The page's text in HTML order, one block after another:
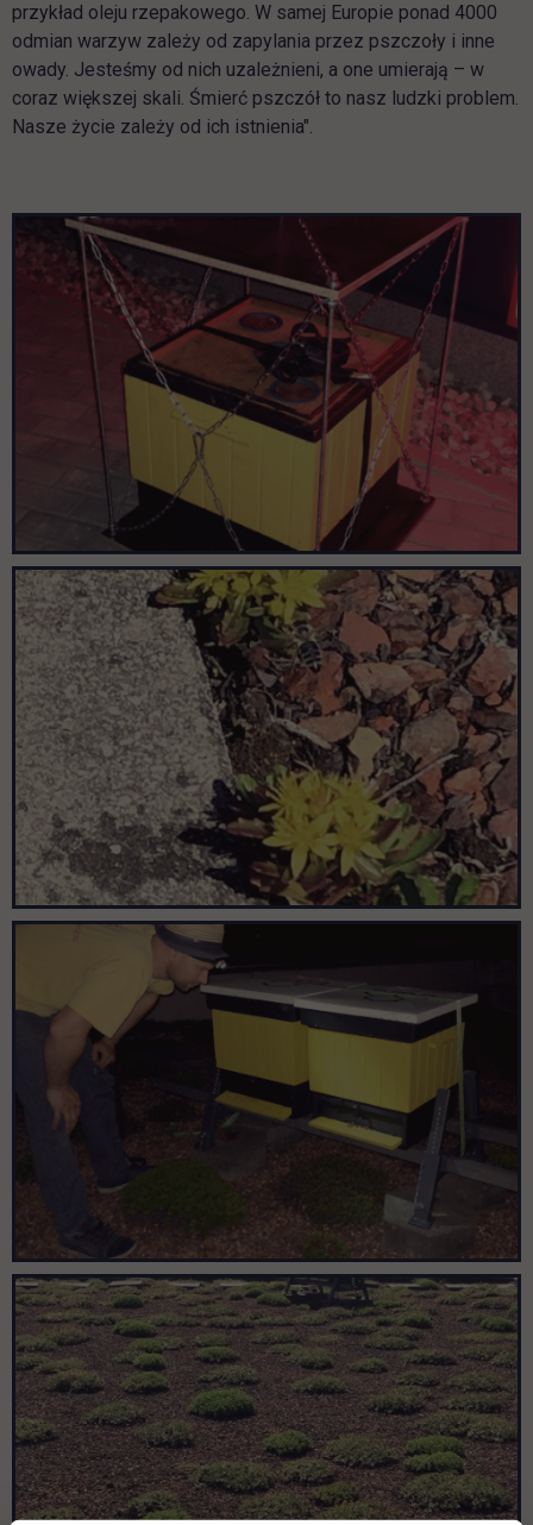
przykład oleju rzepakowego. W samej Europie ponad 4000
odmian warzyw zależy od zapylania przez pszczoły i inne
owady. Jesteśmy od nich uzależnieni, a one umierają – w
coraz większej skali. Śmierć pszczół to nasz ludzki problem.
Nasze życie zależy od ich istnienia".
Pomiń galerię